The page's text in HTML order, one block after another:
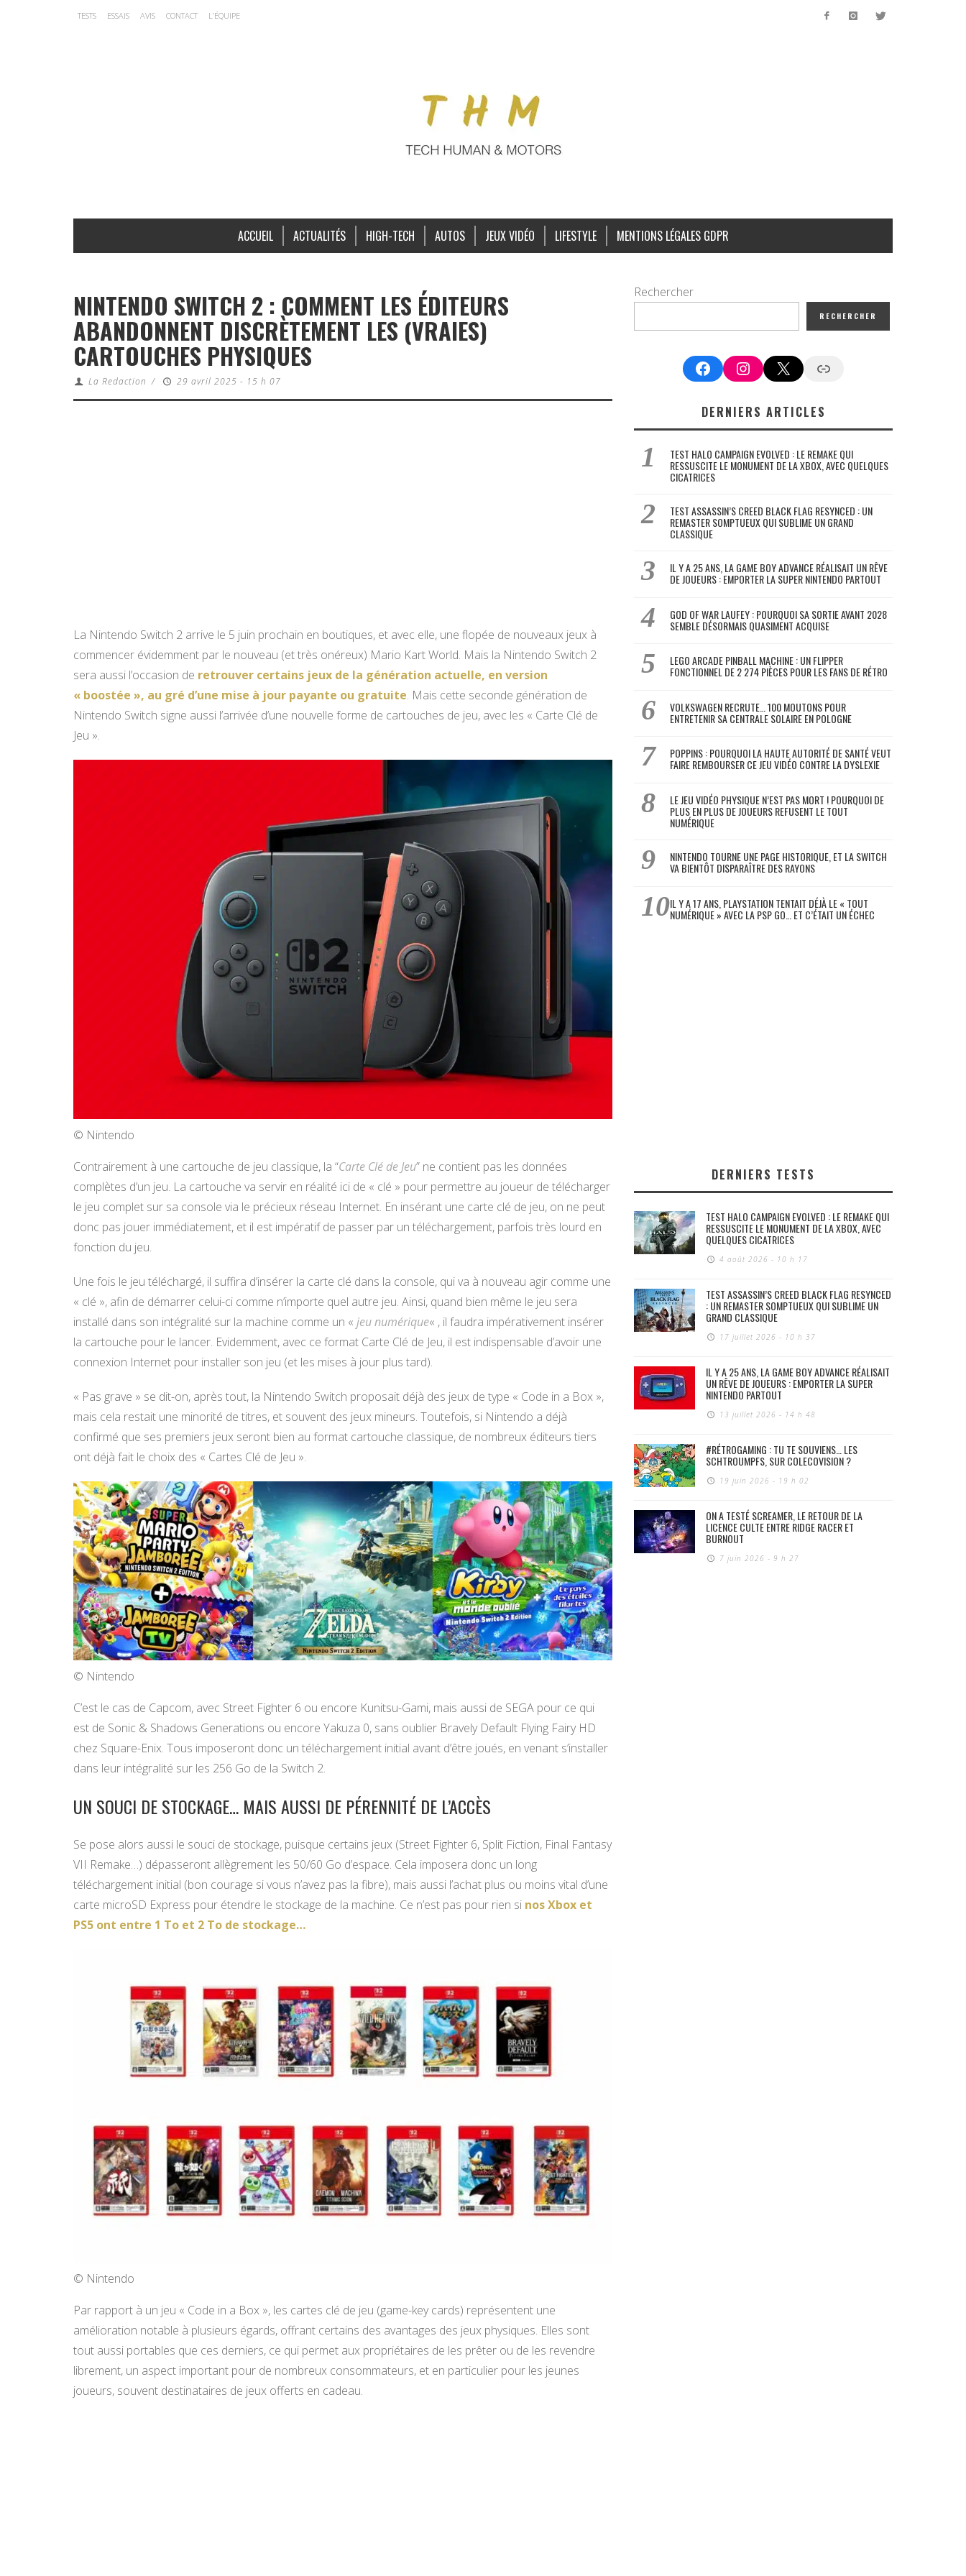
TESTS ESSAIS AVIS CONTACT L’ÉQUIPE
ACCUEIL ACTUALITÉS HIGH-TECH AUTOS JEUX VIDÉO LIFESTYLE MENTIONS LÉGALES GDPR
NINTENDO SWITCH 2 : COMMENT LES ÉDITEURS
ABANDONNENT DISCRÈTEMENT LES (VRAIES)
CARTOUCHES PHYSIQUES
La Redaction / 29 avril 2025 - 15 h 07
La Nintendo Switch 2 arrive le 5 juin prochain en boutiques, et avec elle, une flopée de nouveaux jeux à
commencer évidemment par le nouveau (et très onéreux) Mario Kart World. Mais la Nintendo Switch 2
sera aussi l’occasion de retrouver certains jeux de la génération actuelle, en version
« boostée », au gré d’une mise à jour payante ou gratuite. Mais cette seconde génération de
Nintendo Switch signe aussi l’arrivée d’une nouvelle forme de cartouches de jeu, avec les « Carte Clé de
Jeu ».
© Nintendo
Contrairement à une cartouche de jeu classique, la “Carte Clé de Jeu” ne contient pas les données
complètes d’un jeu. La cartouche va servir en réalité ici de « clé » pour permettre au joueur de télécharger
le jeu complet sur sa console via le précieux réseau Internet. En insérant une carte clé de jeu, on ne peut
donc pas jouer immédiatement, et il est impératif de passer par un téléchargement, parfois très lourd en
fonction du jeu.
Une fois le jeu téléchargé, il suffira d’insérer la carte clé dans la console, qui va à nouveau agir comme une
« clé », afin de démarrer celui-ci comme n’importe quel autre jeu. Ainsi, quand bien même le jeu sera
installé dans son intégralité sur la machine comme un « jeu numérique« , il faudra impérativement insérer
la cartouche pour le lancer. Evidemment, avec ce format Carte Clé de Jeu, il est indispensable d’avoir une
connexion Internet pour installer son jeu (et les mises à jour plus tard).
« Pas grave » se dit-on, après tout, la Nintendo Switch proposait déjà des jeux de type « Code in a Box »,
mais cela restait une minorité de titres, et souvent des jeux mineurs. Toutefois, si Nintendo a déjà
confirmé que ses premiers jeux seront bien au format cartouche classique, de nombreux éditeurs tiers
ont déjà fait le choix des « Cartes Clé de Jeu ».
© Nintendo
C’est le cas de Capcom, avec Street Fighter 6 ou encore Kunitsu-Gami, mais aussi de SEGA pour ce qui
est de Sonic & Shadows Generations ou encore Yakuza 0, sans oublier Bravely Default Flying Fairy HD
chez Square-Enix. Tous imposeront donc un téléchargement initial avant d’être joués, en venant s’installer
dans leur intégralité sur les 256 Go de la Switch 2.
UN SOUCI DE STOCKAGE… MAIS AUSSI DE PÉRENNITÉ DE L’ACCÈS
Se pose alors aussi le souci de stockage, puisque certains jeux (Street Fighter 6, Split Fiction, Final Fantasy
VII Remake…) dépasseront allègrement les 50/60 Go d’espace. Cela imposera donc un long
téléchargement initial (bon courage si vous n’avez pas la fibre), mais aussi l’achat plus ou moins vital d’une
carte microSD Express pour étendre le stockage de la machine. Ce n’est pas pour rien si nos Xbox et
PS5 ont entre 1 To et 2 To de stockage…
© Nintendo
Par rapport à un jeu « Code in a Box », les cartes clé de jeu (game-key cards) représentent une
amélioration notable à plusieurs égards, offrant certains des avantages des jeux physiques. Elles sont
tout aussi portables que ces derniers, ce qui permet aux propriétaires de les prêter ou de les revendre
librement, un aspect important pour de nombreux consommateurs, et en particulier pour les jeunes
joueurs, souvent destinataires de jeux offerts en cadeau.
Rechercher
RECHERCHER
FacebookInstagram
X Google News
DERNIERS ARTICLES
TEST HALO CAMPAIGN EVOLVED : LE REMAKE QUI
RESSUSCITE LE MONUMENT DE LA XBOX, AVEC QUELQUES
CICATRICES
TEST ASSASSIN’S CREED BLACK FLAG RESYNCED : UN
REMASTER SOMPTUEUX QUI SUBLIME UN GRAND
CLASSIQUE
IL Y A 25 ANS, LA GAME BOY ADVANCE RÉALISAIT UN RÊVE
DE JOUEURS : EMPORTER LA SUPER NINTENDO PARTOUT
GOD OF WAR LAUFEY : POURQUOI SA SORTIE AVANT 2028
SEMBLE DÉSORMAIS QUASIMENT ACQUISE
LEGO ARCADE PINBALL MACHINE : UN FLIPPER
FONCTIONNEL DE 2 274 PIÈCES POUR LES FANS DE RÉTRO
VOLKSWAGEN RECRUTE… 100 MOUTONS POUR
ENTRETENIR SA CENTRALE SOLAIRE EN POLOGNE
POPPINS : POURQUOI LA HAUTE AUTORITÉ DE SANTÉ VEUT
FAIRE REMBOURSER CE JEU VIDÉO CONTRE LA DYSLEXIE
LE JEU VIDÉO PHYSIQUE N’EST PAS MORT ! POURQUOI DE
PLUS EN PLUS DE JOUEURS REFUSENT LE TOUT
NUMÉRIQUE
NINTENDO TOURNE UNE PAGE HISTORIQUE, ET LA SWITCH
VA BIENTÔT DISPARAÎTRE DES RAYONS
IL Y A 17 ANS, PLAYSTATION TENTAIT DÉJÀ LE « TOUT
NUMÉRIQUE » AVEC LA PSP GO… ET C’ÉTAIT UN ÉCHEC
DERNIERS TESTS
TEST HALO CAMPAIGN EVOLVED : LE REMAKE QUI
RESSUSCITE LE MONUMENT DE LA XBOX, AVEC
QUELQUES CICATRICES
4 août 2026 - 10 h 17
TEST ASSASSIN’S CREED BLACK FLAG RESYNCED
: UN REMASTER SOMPTUEUX QUI SUBLIME UN
GRAND CLASSIQUE
17 juillet 2026 - 10 h 37
IL Y A 25 ANS, LA GAME BOY ADVANCE RÉALISAIT
UN RÊVE DE JOUEURS : EMPORTER LA SUPER
NINTENDO PARTOUT
13 juillet 2026 - 14 h 48
#RÉTROGAMING : TU TE SOUVIENS… LES
SCHTROUMPFS, SUR COLECOVISION ?
19 juin 2026 - 19 h 02
ON A TESTÉ SCREAMER, LE RETOUR DE LA
LICENCE CULTE ENTRE RIDGE RACER ET
BURNOUT
7 juin 2026 - 9 h 27